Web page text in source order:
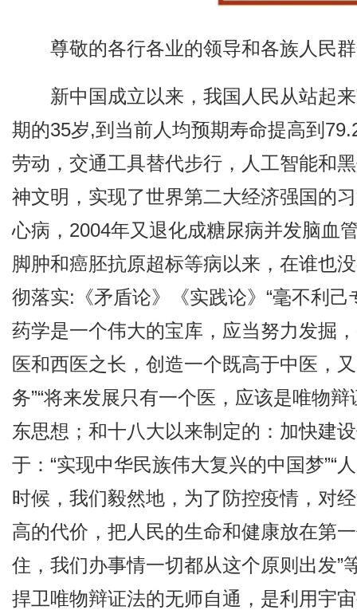
尊敬的各行各业的领导和各族人民
新中国成立以来，我国人民从站起
期的35岁,到当前人均预期寿命提高到
劳动，交通工具替代步行，人工智能和
神文明，实现了世界第二大经济强国的
心病，2004年又退化成糖尿病并发脑血
脚肿和癌胚抗原超标等病以来，在谁也
彻落实:《矛盾论》《实践论》“毫不利己
药学是一个伟大的宝库，应当努力发掘
医和西医之长，创造一个既高于中医，
务”“将来发展只有一个医，应该是唯物
东思想；和十八大以来制定的：加快建
于：“实现中华民族伟大复兴的中国梦”“
时候，我们毅然地，为了防控疫情，对
高的代价，把人民的生命和健康放在第
住，我们办事情一切都从这个原则出发
捍卫唯物辩证法的无师自通，是利用宇